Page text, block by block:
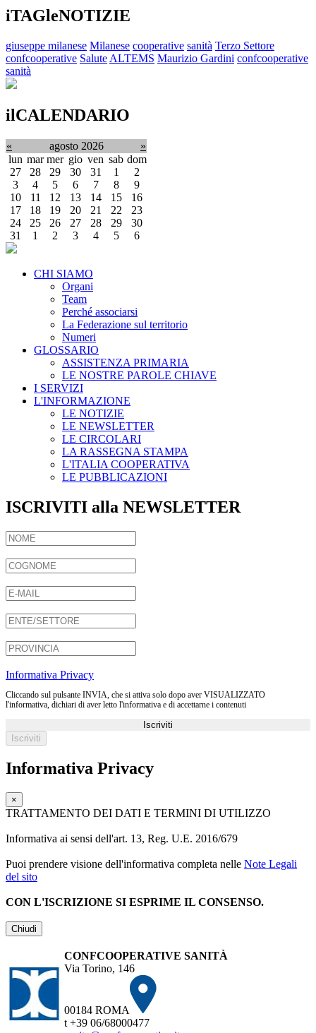
iTAGleNOTIZIE
giuseppe milanese Milanese cooperative sanità Terzo Settore
confcooperative Salute ALTEMS Maurizio Gardini confcooperative
sanità
ilCALENDARIO
« agosto 2026
»
lun mar mer gio ven sab dom
27
28 29 30 31 1
2
3
4 5 6 7 8
9
10
11 12 13 14 15
16
17
18 19 20 21 22
23
24
25 26 27 28 29
30
31
1 2 3 4 5 6
CHI SIAMO
Organi
Team
Perché associarsi
La Federazione sul territorio
Numeri
GLOSSARIO
ASSISTENZA PRIMARIA
LE NOSTRE PAROLE CHIAVE
I SERVIZI
L'INFORMAZIONE
LE NOTIZIE
LE NEWSLETTER
LE CIRCOLARI
LA RASSEGNA STAMPA
L'ITALIA COOPERATIVA
LE PUBBLICAZIONI
ISCRIVITI alla NEWSLETTER
Informativa Privacy
Cliccando sul pulsante INVIA, che si attiva solo dopo aver VISUALIZZATO
l'informativa, dichiari di aver letto l'informativa e di accettarne i contenuti
Iscriviti
Informativa Privacy
×
TRATTAMENTO DEI DATI E TERMINI DI UTILIZZO
Informativa ai sensi dell'art. 13, Reg. U.E. 2016/679
Puoi prendere visione dell'informativa completa nelle Note Legali
del sito
CON L'ISCRIZIONE SI ESPRIME IL CONSENSO.
Chiudi
CONFCOOPERATIVE SANITÀ
Via Torino, 146
00184 ROMA
t +39 06/68000477